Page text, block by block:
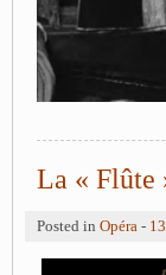
La « Flûte
Posted in Opéra -